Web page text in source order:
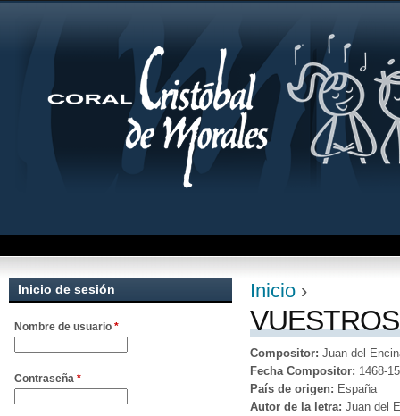
Se encuentra
Inicio ›
Compositor: Juan del
Fecha Compositor: 1468-
País de origen: España
Autor de la letra: Juan del
Inicio de sesión
Nombre de usuario *
Contraseña *